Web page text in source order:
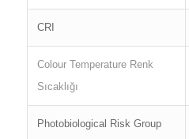
CRI
Colour Temperature Renk
Sıcaklığı
Photobiological Risk Group